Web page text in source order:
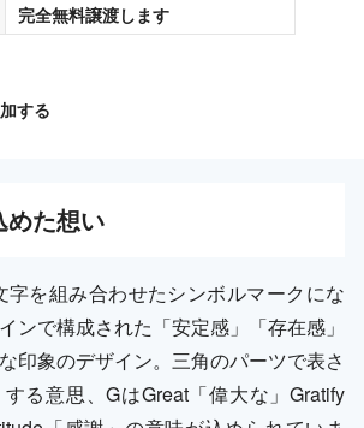
完全無料譲渡します
する
めた想い
字を組み合わせたシンボルマークにな
ンで構成された「安定感」「存在感」
印象のデザイン。三角のパーツで表さ
る意思、GはGreat「偉大な」Gratify